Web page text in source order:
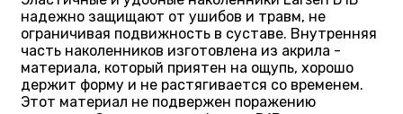
надежно защищают от ушибов и травм, не
ограничивая подвижность в суставе. Внутренняя
часть наколенников изготовлена из акрила -
материала, который приятен на ощупь, хорошо
держит форму и не растягивается со временем.
Этот материал не подвержен поражению